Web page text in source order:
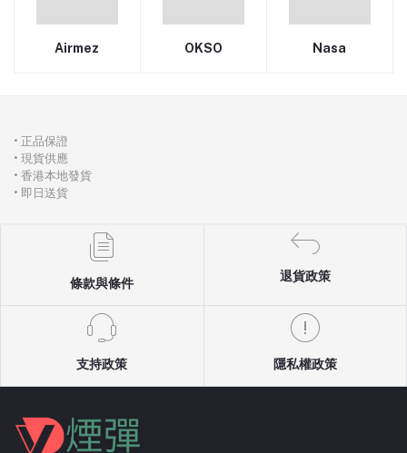
Airmez OKSO Nasa
• 正品保證
• 現貨供應
• 香港本地發貨
• 即日送貨
條款與條件
退貨政策
支持政策 隱私權政策